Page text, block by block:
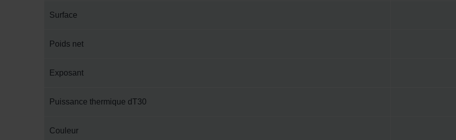
Surface
Poids net
Exposant
Puissance thermique dT30
Couleur